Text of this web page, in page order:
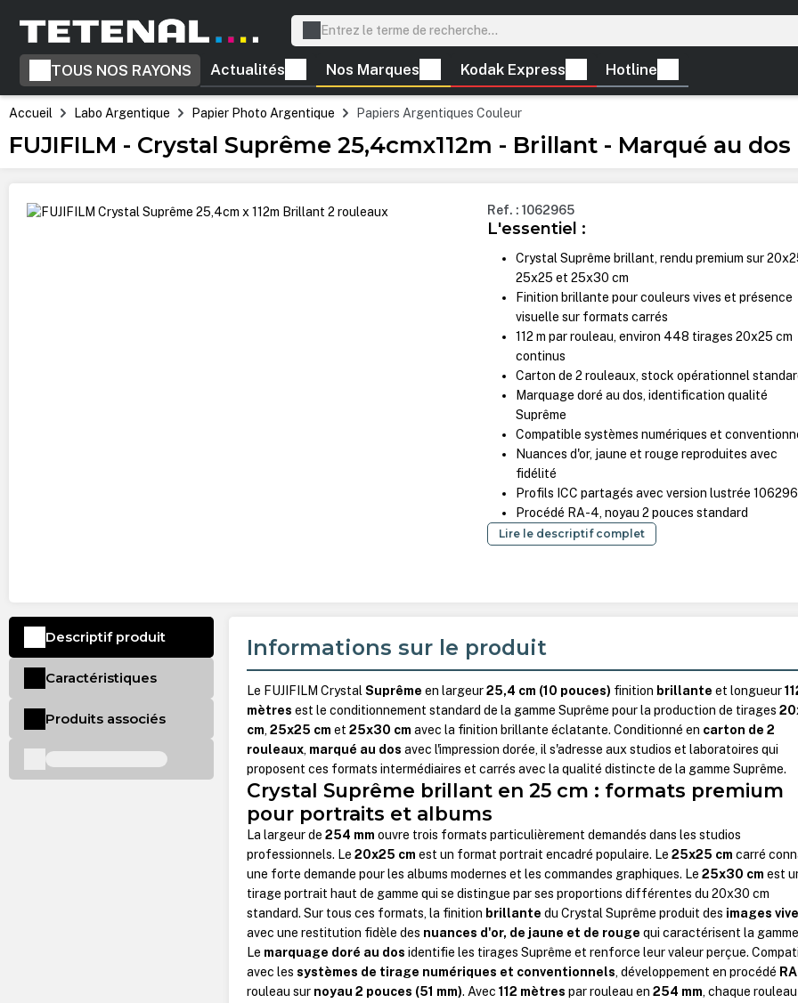
Passer à la navigation principale
TOUS NOS RAYONS Actualités Nos Marques Kodak Express Hotline
Accueil Labo Argentique Papier Photo Argentique Papiers Argentiques Couleur
FUJIFILM - Crystal Suprême 25,4cmx112m - Brillant - Marqué au
Ignorer la galerie d'images Ref. : 1062965
L'essentiel :
Crystal Suprême brillant, rendu premium sur
25x25 et 25x30 cm
Finition brillante pour couleurs vives et présence
visuelle sur formats carrés
112 m par rouleau, environ 448 tirages 20x25 cm
continus
Carton de 2 rouleaux, stock opérationnel
Marquage doré au dos, identification qualité
Suprême
Compatible systèmes numériques et
Nuances d'or, jaune et rouge reproduites avec
fidélité
Profils ICC partagés avec version lustrée
Procédé RA-4, noyau 2 pouces standard
Lire le descriptif complet
Informations sur le produit
Le FUJIFILM CrystalSuprême en largeur25,4 cm (10 pouces) finition brillante et longueur
mètres est le conditionnement standard de la gamme Suprême pour la production de tirages
cm,25x25 cm et25x30 cm avec la finition brillante éclatante. Conditionné en carton de 2
rouleaux, marqué au dos avec l'impression dorée, il s'adresse aux studios et laboratoires qui
proposent ces formats intermédiaires et carrés avec la qualité distincte de la gamme Suprême.
Crystal Suprême brillant en 25 cm : formats premium
pour portraits et albums
La largeur de254 mm ouvre trois formats particulièrement demandés dans les studios
professionnels. Le20x25 cm est un format portrait encadré populaire. Le25x25 cm carré
une forte demande pour les albums modernes et les commandes graphiques. Le25x30 cm est
tirage portrait haut de gamme qui se distingue par ses proportions différentes du 20x30 cm
standard. Sur tous ces formats, la finition brillante du Crystal Suprême produit des images
avec une restitution fidèle des nuances d'or, de jaune et de rouge qui caractérisent la
Le marquage doré au dos identifie les tirages Suprême et renforce leur valeur perçue.
avec lessystèmes de tirage numériques et conventionnels, développement en procédé
rouleau sur noyau 2 pouces (51 mm). Avec112 mètres par rouleau en254 mm, chaque rouleau
Descriptif produit
Caractéristiques
Produits associés